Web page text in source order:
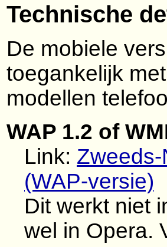
Technische
De mobiele
toegankelijk
modellen
WAP 1.2 of
Link:
(WAP-versie)
Dit werkt niet
wel in Opera.